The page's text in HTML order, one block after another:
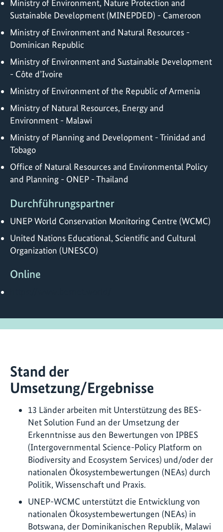
Ministry of Environment, Nature Protection and
Sustainable Development (MINEPDED) - Cameroon
Ministry of Environment and Natural Resources -
Dominican Republic
Ministry of Environment and Sustainable Development
- Côte d’Ivoire
Ministry of Environment of the Republic of Armenia
Ministry of Natural Resources, Energy and
Environment - Malawi
Ministry of Planning and Development - Trinidad and
Tobago
Office of Natural Resources and Environmental Policy
and Planning - ONEP - Thailand
Durchführungspartner
UNEP World Conservation Monitoring Centre (WCMC)
United Nations Educational, Scientific and Cultural
Organization (UNESCO)
Online
Stand der
Umsetzung/Ergebnisse
13 Länder arbeiten mit Unterstützung des BES-
Net Solution Fund an der Umsetzung der
Erkenntnisse aus den Bewertungen von IPBES
(Intergovernmental Science-Policy Platform on
Biodiversity and Ecosystem Services) und/oder der
nationalen Ökosystembewertungen (NEAs) durch
Politik, Wissenschaft und Praxis.
UNEP-WCMC unterstützt die Entwicklung von
nationalen Ökosystembewertungen (NEAs) in
Botswana, der Dominikanischen Republik, Malawi